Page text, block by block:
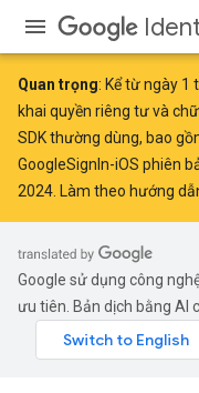
Quan trọng: Kể từngày 1
khai quyền riêng tư và
SDK thường dùng, bao
GoogleSignIn-iOS phiên
2024. Làm theo hướng
Google sử dụng công
ưu tiên. Bản dịch bằng AI